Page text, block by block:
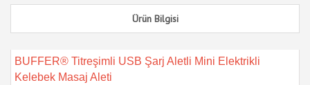
Ürün Bilgisi
BUFFER® Titreşimli USB Şarj Aletli Mini Elektrikli
Kelebek Masaj Aleti